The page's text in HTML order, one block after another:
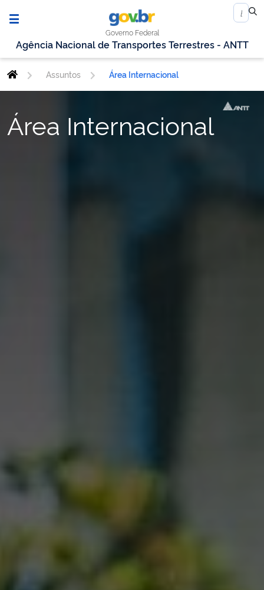
Governo Federal
Agência Nacional de Transportes Terrestres - ANTT
Assuntos Área Internacional
Área Internacional